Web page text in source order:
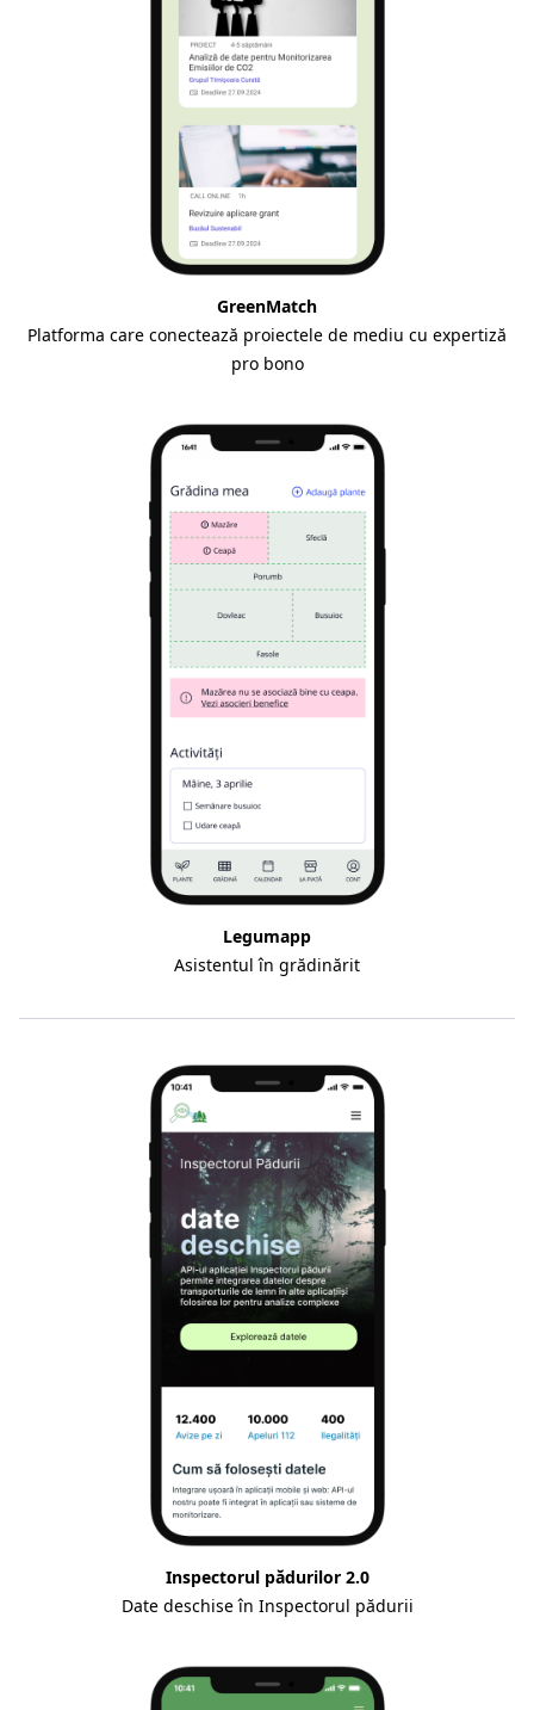
GreenMatch
Platforma care conectează proiectele de mediu cu expertiză
pro bono
Legumapp
Asistentul în grădinărit
Inspectorul pădurilor 2.0
Date deschise în Inspectorul pădurii